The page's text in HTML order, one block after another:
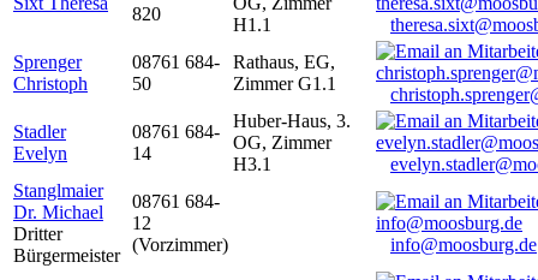
820
H1.1
Sprenger
Christoph
08761 684-
50
Rathaus, EG,
Zimmer G1.1
Stadler
Evelyn
08761 684-
14
Huber-Haus, 3.
OG, Zimmer
H3.1
Stanglmaier
Dr. Michael
Dritter
Bürgermeister
08761 684-
12
(Vorzimmer)
info@moosburg.de